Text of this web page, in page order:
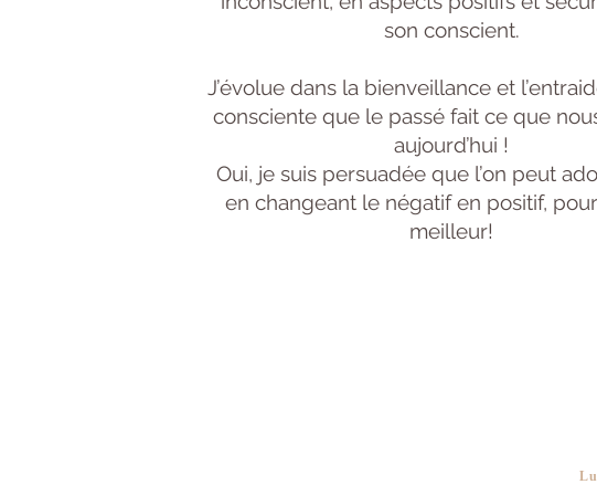
son conscient.
J’évolue dans la bienveillance et
consciente que le passé fait ce que
aujourd’hui !
Oui, je suis persuadée que l’on peut
en changeant le négatif en positif,
meilleur!